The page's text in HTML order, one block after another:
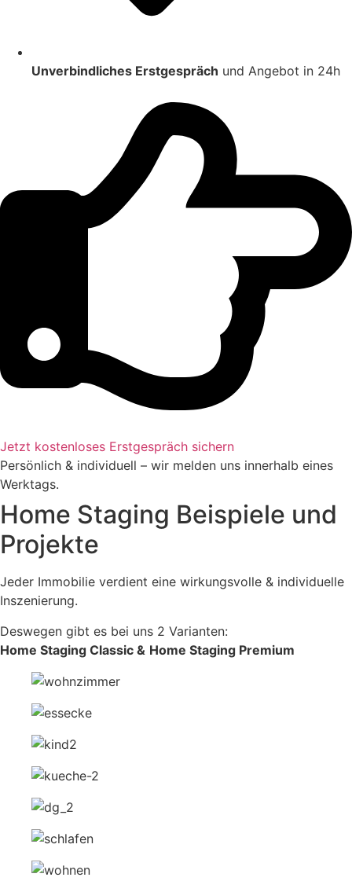
Unverbindliches Erstgespräch und Angebot in 24h
Jetzt kostenloses Erstgespräch sichern
Persönlich & individuell – wir melden uns innerhalb eines
Werktags.
Home Staging Beispiele und
Projekte
Jeder Immobilie verdient eine wirkungsvolle & individuelle
Inszenierung.
Deswegen gibt es bei uns 2 Varianten:
Home Staging Classic & Home Staging Premium